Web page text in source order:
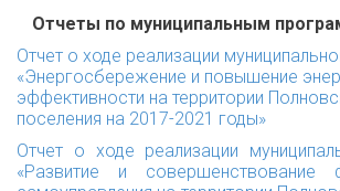
Отчеты по муниципальным
Отчет о ходе реализации
«Энергосбережение и повышение
эффективности на территории
поселения на 2017-2021 годы»
Отчет о ходе реализации
«Развитие и совершенствование